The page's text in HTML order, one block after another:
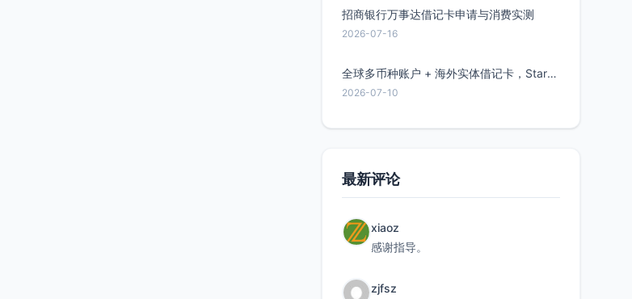
招商银行万事达借记卡申请与消费实测
2026-07-16
全球多币种账户 + 海外实体借记卡，Starryblu开户教程与注意事项
2026-07-10
最新评论
xiaoz
感谢指导。
zjfsz